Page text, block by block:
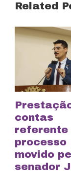
Related
contas
referente
processo
movido
senador